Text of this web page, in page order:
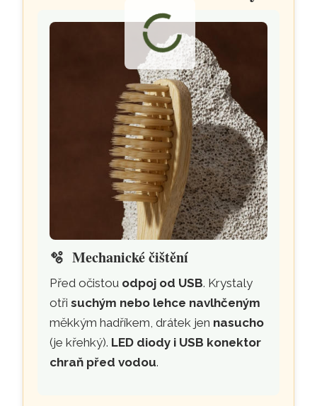
🫧Mechanické čištění
Před očistou odpoj od USB. Krystaly
otřisuchým nebo lehce navlhčeným
měkkým hadříkem, drátek jen nasucho
(je křehký). LED diody i USB konektor
chraň před vodou.